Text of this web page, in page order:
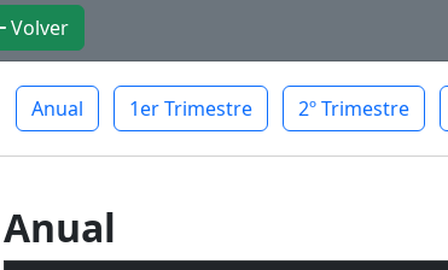
Volver
Anual 1er Trimestre 2º Trimestre
Anual